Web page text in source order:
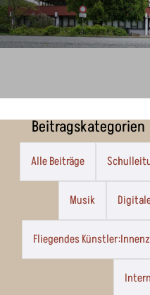
Beitragskategorien
Alle Beiträge
Musik
Fliegendes